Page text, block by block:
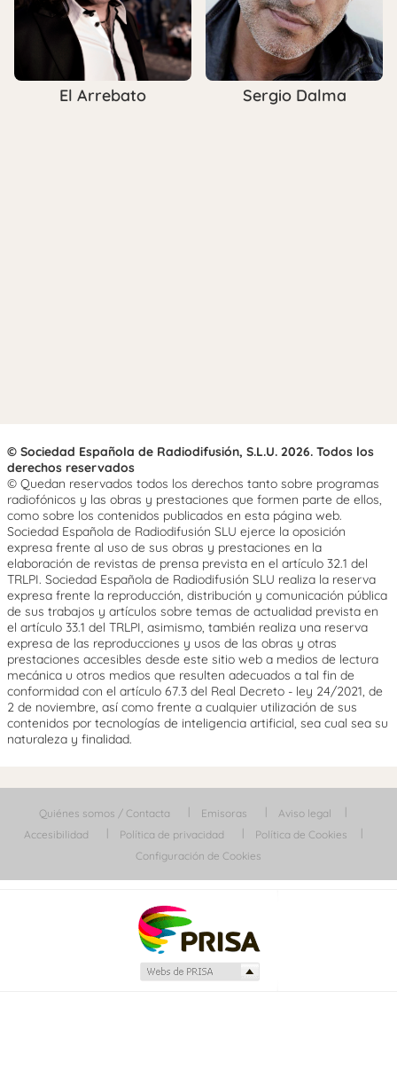
El Arrebato Sergio Dalma
© Sociedad Española de Radiodifusión, S.L.U. 2026. Todos los
derechos reservados
© Quedan reservados todos los derechos tanto sobre programas
radiofónicos y las obras y prestaciones que formen parte de ellos,
como sobre los contenidos publicados en esta página web.
Sociedad Española de Radiodifusión SLU ejerce la oposición
expresa frente al uso de sus obras y prestaciones en la
elaboración de revistas de prensa prevista en el artículo 32.1 del
TRLPI. Sociedad Española de Radiodifusión SLU realiza la reserva
expresa frente la reproducción, distribución y comunicación pública
de sus trabajos y artículos sobre temas de actualidad prevista en
el artículo 33.1 del TRLPI, asimismo, también realiza una reserva
expresa de las reproducciones y usos de las obras y otras
prestaciones accesibles desde este sitio web a medios de lectura
mecánica u otros medios que resulten adecuados a tal fin de
conformidad con el artículo 67.3 del Real Decreto - ley 24/2021, de
2 de noviembre, así como frente a cualquier utilización de sus
contenidos por tecnologías de inteligencia artificial, sea cual sea su
naturaleza y finalidad.
Quiénes somos / Contacta Emisoras
Aviso legal
Accesibilidad
Política de privacidad
Política de Cookies
Configuración de Cookies